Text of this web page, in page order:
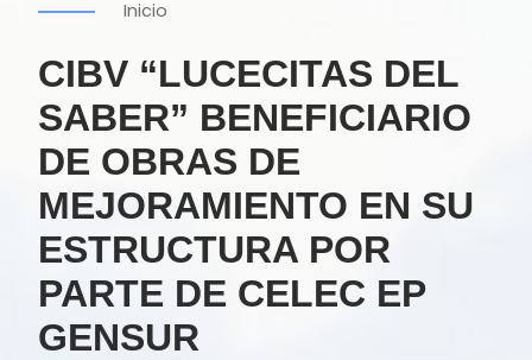
Inicio
CIBV “LUCECITAS DEL
SABER” BENEFICIARIO
DE OBRAS DE
MEJORAMIENTO EN SU
ESTRUCTURA POR
PARTE DE CELEC EP
GENSUR